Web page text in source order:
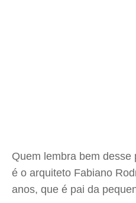
Quem lembra bem
é o arquiteto Fabiano
anos, que é pai da